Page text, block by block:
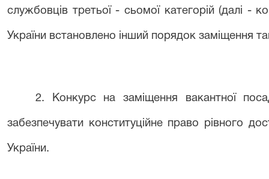
службовців третьої - сьомої категорій (далі -
України встановлено інший порядок заміщення
2. Конкурс на заміщення вакантної
забезпечувати конституційне право рівного
України.